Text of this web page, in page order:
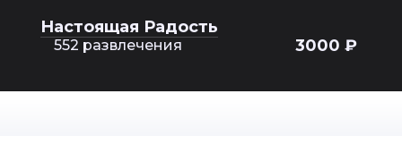
Настоящая Радость
552 развлечения 3000 ₽